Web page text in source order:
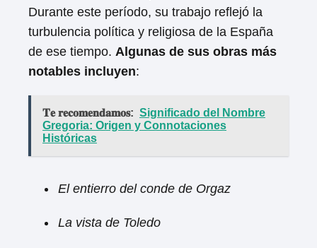
Durante este período, su trabajo reflejó la
turbulencia política y religiosa de la España
de ese tiempo. Algunas de sus obras más
notables incluyen:
𝐓𝐞 𝐫𝐞𝐜𝐨𝐦𝐞𝐧𝐝𝐚𝐦𝐨𝐬: Significado del Nombre
Gregoria: Origen y Connotaciones
Históricas
El entierro del conde de Orgaz
La vista de Toledo